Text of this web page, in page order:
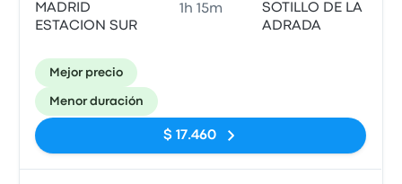
MADRID
ESTACION SUR
1h 15m
SOTILLO DE LA
ADRADA
Mejor precio
Menor duración
$ 17.460